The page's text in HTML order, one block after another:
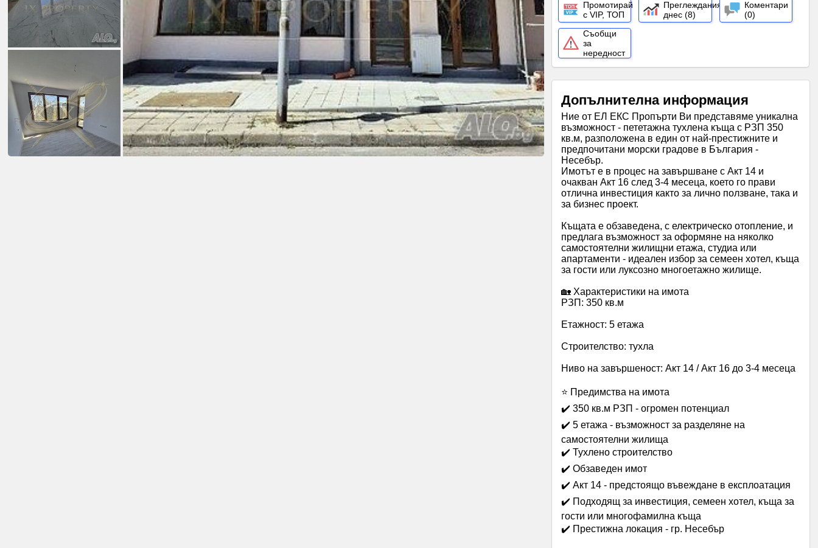
Промотирай
с VIP, ТОП
Преглеждания
днес (8)
Коментари
(0)
Съобщи
за
нередност
Допълнителна информация
Ние от ЕЛ ЕКС Пропърти Ви представяме уникална
възможност - пететажна тухлена къща с РЗП 350
кв.м, разположена в един от най‑престижните и
предпочитани морски градове в България -
Несебър.
Имотът е в процес на завършване с Акт 14 и
очакван Акт 16 след 3-4 месеца, което го прави
отлична инвестиция както за лично ползване, така и
за бизнес проект.
Къщата е обзаведена, с електрическо отопление, и
предлага възможност за оформяне на няколко
самостоятелни жилищни етажа, студиа или
апартаменти - идеален избор за семеен хотел, къща
за гости или луксозно многоетажно жилище.
🏡 Характеристики на имота
РЗП: 350 кв.м
Етажност: 5 етажа
Строителство: тухла
Ниво на завършеност: Акт 14 / Акт 16 до 3-4 месеца
⭐ Предимства на имота
✔️ 350 кв.м РЗП - огромен потенциал
✔️ 5 етажа - възможност за разделяне на
самостоятелни жилища
✔️ Тухлено строителство
✔️ Обзаведен имот
✔️ Акт 14 - предстоящо въвеждане в експлоатация
✔️ Подходящ за инвестиция, семеен хотел, къща за
гости или многофамилна къща
✔️ Престижна локация - гр. Несебър